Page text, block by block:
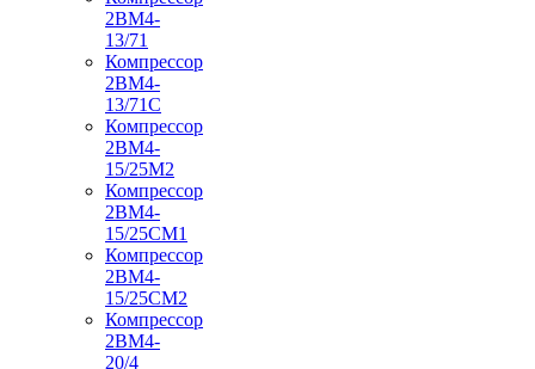
2ВМ4-
13/71
Компрессор
2ВМ4-
13/71С
Компрессор
2ВМ4-
15/25М2
Компрессор
2ВМ4-
15/25СМ1
Компрессор
2ВМ4-
15/25СМ2
Компрессор
2ВМ4-
20/4